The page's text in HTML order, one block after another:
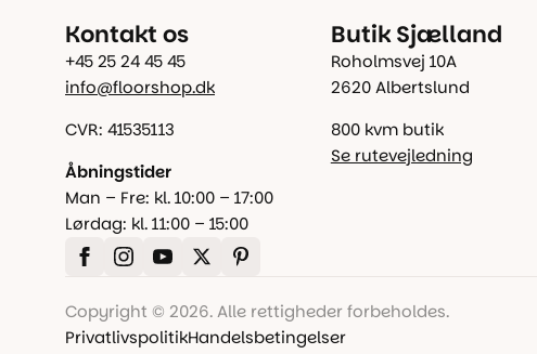
Kontakt os
+45 25 24 45 45
info@floorshop.dk
CVR: 41535113
Åbningstider
Man – Fre: kl. 10:00 – 17:00
Lørdag: kl. 11:00 – 15:00
Butik Sjælland
Roholmsvej 10A
2620 Albertslund
800 kvm butik
Se rutevejledning
Copyright © 2026. Alle rettigheder forbeholdes.
PrivatlivspolitikHandelsbetingelser